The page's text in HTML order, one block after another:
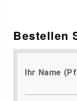
Bestellen
Ihr Name